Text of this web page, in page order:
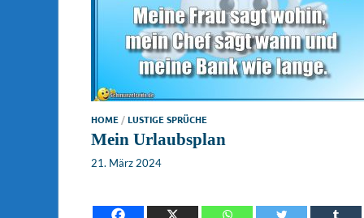
HOME /LUSTIGE SPRÜCHE
Mein Urlaubsplan
21. März 2024